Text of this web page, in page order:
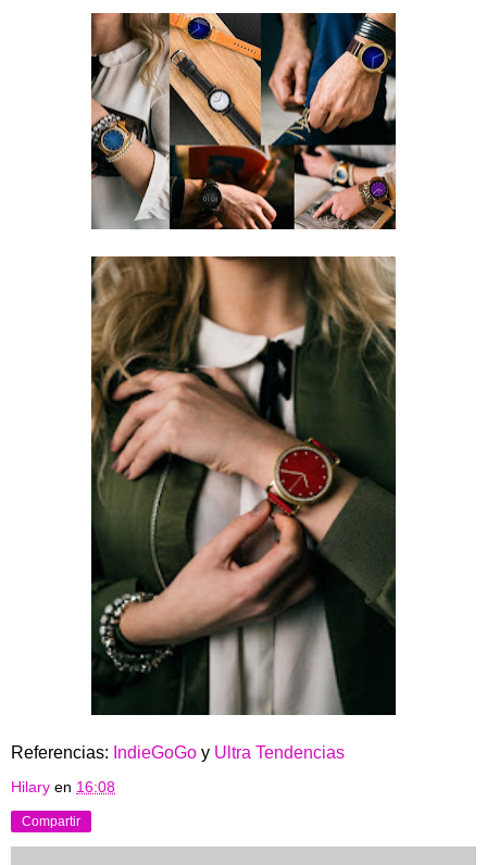
Referencias: IndieGoGo y Ultra Tendencias
Hilary en 16:08
Compartir